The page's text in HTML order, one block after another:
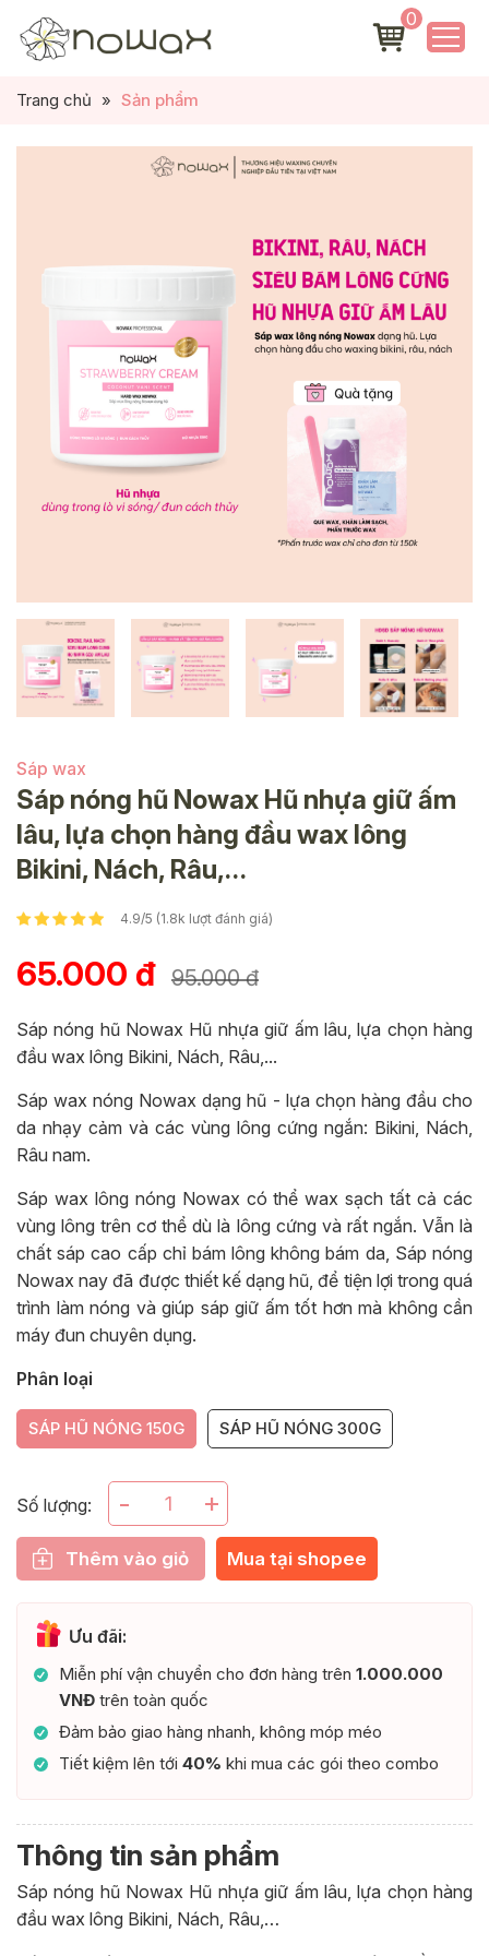
0
Trang chủ » Sản phẩm
Sáp wax
Sáp nóng hũ Nowax Hũ nhựa giữ ấm
lâu, lựa chọn hàng đầu wax lông
Bikini, Nách, Râu,…
4.9/5 (1.8k lượt đánh giá)
65.000 đ 95.000 đ
Sáp nóng hũ Nowax Hũ nhựa giữ ấm lâu, lựa chọn hàng
đầu wax lông Bikini, Nách, Râu,...
Sáp wax nóng Nowax dạng hũ - lựa chọn hàng đầu cho
da nhạy cảm và các vùng lông cứng ngắn: Bikini, Nách,
Râu nam.
Sáp wax lông nóng Nowax có thể wax sạch tất cả các
vùng lông trên cơ thể dù là lông cứng và rất ngắn. Vẫn là
chất sáp cao cấp chỉ bám lông không bám da, Sáp nóng
Nowax nay đã được thiết kế dạng hũ, để tiện lợi trong quá
trình làm nóng và giúp sáp giữ ấm tốt hơn mà không cần
máy đun chuyên dụng.
Phân loại
SÁP HŨ NÓNG 150G SÁP HŨ NÓNG 300G
Số lượng: +
-
Thêm vào giỏ Mua tại shopee
Ưu đãi:
Miễn phí vận chuyển cho đơn hàng trên 1.000.000
VNĐ trên toàn quốc
Đảm bảo giao hàng nhanh, không móp méo
Tiết kiệm lên tới 40% khi mua các gói theo combo
Thông tin sản phẩm
Sáp nóng hũ Nowax Hũ nhựa giữ ấm lâu, lựa chọn hàng
đầu wax lông Bikini, Nách, Râu,…